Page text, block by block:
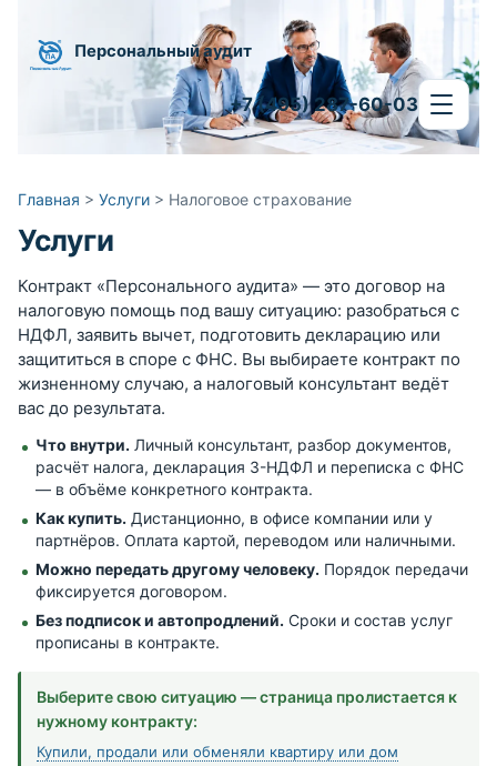
Персональный аудит
+7 (495) 287-60-03
Главная > Услуги > Налоговое страхование
Услуги
Контракт «Персонального аудита» — это договор на
налоговую помощь под вашу ситуацию: разобраться с
НДФЛ, заявить вычет, подготовить декларацию или
защититься в споре с ФНС. Вы выбираете контракт по
жизненному случаю, а налоговый консультант ведёт
вас до результата.
Что внутри. Личный консультант, разбор документов,
расчёт налога, декларация 3-НДФЛ и переписка с ФНС
— в объёме конкретного контракта.
Как купить. Дистанционно, в офисе компании или у
партнёров. Оплата картой, переводом или наличными.
Можно передать другому человеку. Порядок передачи
фиксируется договором.
Без подписок и автопродлений. Сроки и состав услуг
прописаны в контракте.
Выберите свою ситуацию — страница пролистается к
нужному контракту:
Купили, продали или обменяли квартиру или дом